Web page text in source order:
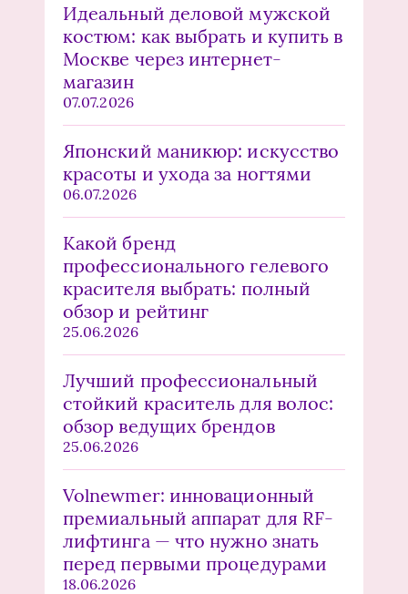
Идеальный деловой мужской
костюм: как выбрать и купить в
Москве через интернет-
магазин
07.07.2026
Японский маникюр: искусство
красоты и ухода за ногтями
06.07.2026
Какой бренд
профессионального гелевого
красителя выбрать: полный
обзор и рейтинг
25.06.2026
Лучший профессиональный
стойкий краситель для волос:
обзор ведущих брендов
25.06.2026
Volnewmer: инновационный
премиальный аппарат для RF-
лифтинга — что нужно знать
перед первыми процедурами
18.06.2026